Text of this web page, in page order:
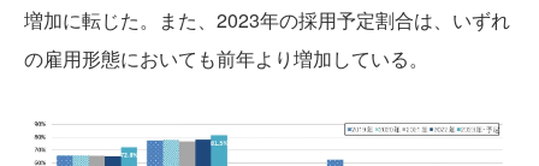
増加に転じた。また、2023年の採用予定割合は、いずれ
の雇用形態においても前年より増加している。